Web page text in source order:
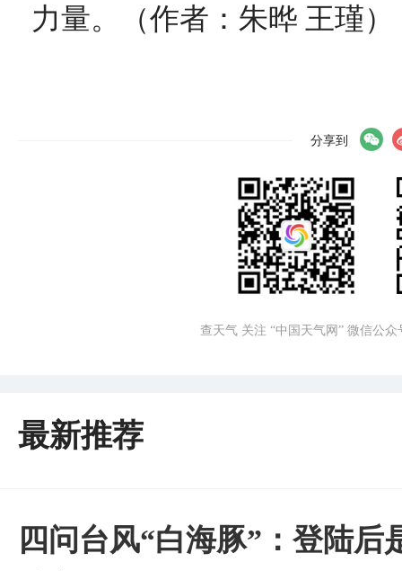
力量。（作者：朱晔 王瑾）
分享到
查天气 关注 “中国天气网” 微信公众
最新推荐
四问台风“白海豚”：登陆